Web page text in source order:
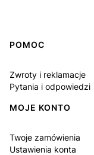
Linki w stopce
POMOC
Zwroty i reklamacje
Pytania i odpowiedzi
MOJE KONTO
Twoje zamówienia
Ustawienia konta